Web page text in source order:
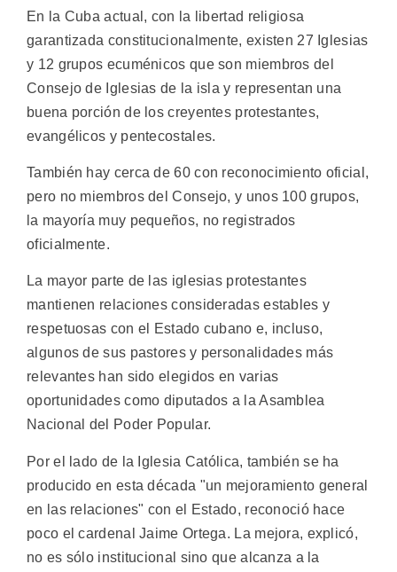
En la Cuba actual, con la libertad religiosa
garantizada constitucionalmente, existen 27 Iglesias
y 12 grupos ecuménicos que son miembros del
Consejo de Iglesias de la isla y representan una
buena porción de los creyentes protestantes,
evangélicos y pentecostales.
También hay cerca de 60 con reconocimiento oficial,
pero no miembros del Consejo, y unos 100 grupos,
la mayoría muy pequeños, no registrados
oficialmente.
La mayor parte de las iglesias protestantes
mantienen relaciones consideradas estables y
respetuosas con el Estado cubano e, incluso,
algunos de sus pastores y personalidades más
relevantes han sido elegidos en varias
oportunidades como diputados a la Asamblea
Nacional del Poder Popular.
Por el lado de la Iglesia Católica, también se ha
producido en esta década "un mejoramiento general
en las relaciones" con el Estado, reconoció hace
poco el cardenal Jaime Ortega. La mejora, explicó,
no es sólo institucional sino que alcanza a la